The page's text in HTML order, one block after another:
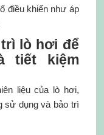
điều khiển như áp
lò hơi để
tiết kiệm
liệu của lò hơi,
sử dụng và bảo trì